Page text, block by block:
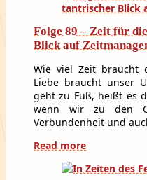
Folge 89 – Zeit für
Blick auf
Wie viel Zeit braucht
Liebe braucht unser
geht zu Fuß, heißt es
wenn wir zu den
Verbundenheit und
Read more